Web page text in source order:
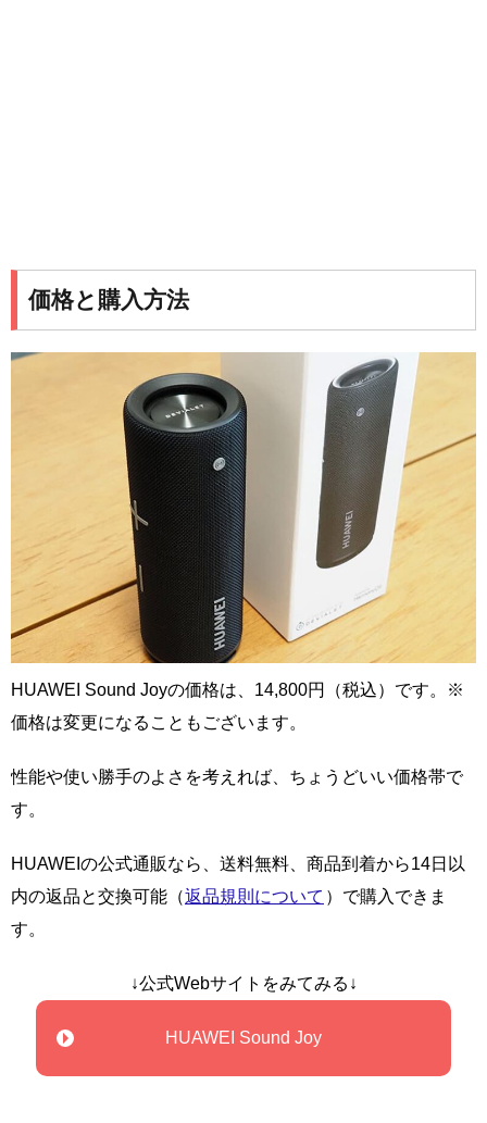
価格と購入方法
HUAWEI Sound Joyの価格は、14,800円（税込）です。※
価格は変更になることもございます。
性能や使い勝手のよさを考えれば、ちょうどいい価格帯で
す。
HUAWEIの公式通販なら、送料無料、商品到着から14日以
内の返品と交換可能（返品規則について ）で購入できま
す。
↓公式Webサイトをみてみる↓
HUAWEI Sound Joy